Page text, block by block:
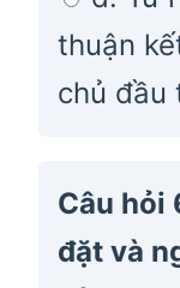
thuận
chủ đầu
Câu hỏi
đặt và